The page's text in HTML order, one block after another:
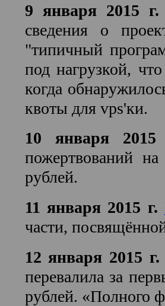
9 января 2015 г.
сведения о
"типичный
под нагрузкой,
когда
квоты для vps'ки.
10 января 2015
пожертвований
рублей.
11 января 2015 г.
части,
12 января 2015 г.
перевалила за
рублей. «Полного